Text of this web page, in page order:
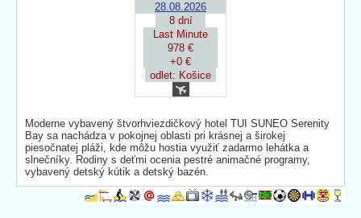
28.08.2026
8 dní
Last Minute
978 €
+0 €
odlet: Košice
Moderne vybavený štvorhviezdičkový hotel TUI SUNEO Serenity
Bay sa nachádza v pokojnej oblasti pri krásnej a širokej
piesočnatej pláži, kde môžu hostia využiť zadarmo lehátka a
slnečníky. Rodiny s deťmi ocenia pestré animačné programy,
vybavený detský kútik a detský bazén.